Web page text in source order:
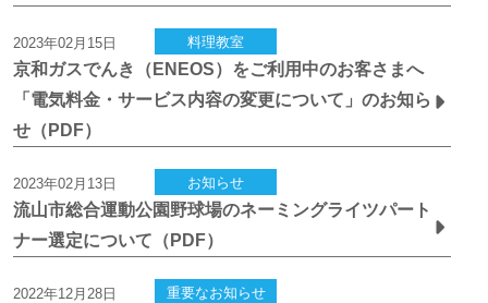
2023年02月15日 料理教室
京和ガスでんき（ENEOS）をご利用中のお客さまへ
「電気料金・サービス内容の変更について」のお知ら
せ（PDF）
2023年02月13日 お知らせ
流山市総合運動公園野球場のネーミングライツパート
ナー選定について（PDF）
2022年12月28日 重要なお知らせ